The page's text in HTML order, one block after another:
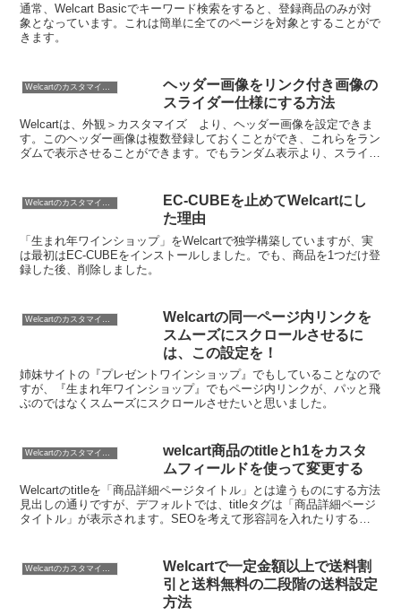
通常、Welcart Basicでキーワード検索をすると、登録商品のみが対
象となっています。これは簡単に全てのページを対象とすることがで
きます。
Welcartのカスタマイズ方法
ヘッダー画像をリンク付き画像の
スライダー仕様にする方法
Welcartは、外観＞カスタマイズ より、ヘッダー画像を設定できま
す。このヘッダー画像は複数登録しておくことができ、これらをラン
ダムで表示させることができます。でもランダム表示より、スライダ
Welcartのカスタマイズ方法
EC-CUBEを止めてWelcartにし
た理由
「生まれ年ワインショップ」をWelcartで独学構築していますが、実
は最初はEC-CUBEをインストールしました。でも、商品を1つだけ登
録した後、削除しました。
Welcartの同一ページ内リンクを
スムーズにスクロールさせるに
は、この設定を！
姉妹サイトの『プレゼントワインショップ』でもしていることなので
すが、『生まれ年ワインショップ』でもページ内リンクが、パッと飛
ぶのではなくスムーズにスクロールさせたいと思いました。
welcart商品のtitleとh1をカスタ
ムフィールドを使って変更する
Welcartのtitleを「商品詳細ページタイトル」とは違うものにする方法
見出しの通りですが、デフォルトでは、titleタグは「商品詳細ページ
タイトル」が表示されます。SEOを考えて形容詞を入れたりする
Welcartのカスタマイズ方法
Welcartで一定金額以上で送料割
引と送料無料の二段階の送料設定
方法